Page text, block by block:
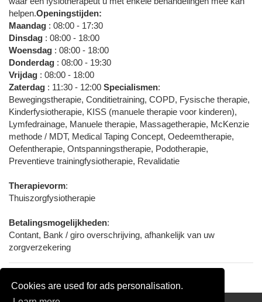
Cookies are used for ads personalisation.
helpen.Openingstijden:
Maandag : 08:00 - 17:30
Dinsdag : 08:00 - 18:00
Woensdag : 08:00 - 18:00
Donderdag : 08:00 - 19:30
Vrijdag : 08:00 - 18:00
Zaterdag : 11:30 - 12:00 Specialismen:
Bewegingstherapie, Conditietraining, COPD, Fysische therapie,
Kinderfysiotherapie, KISS (manuele therapie voor kinderen),
Lymfedrainage, Manuele therapie, Massagetherapie, McKenzie
methode / MDT, Medical Taping Concept, Oedeemtherapie,
Oefentherapie, Ontspanningstherapie, Podotherapie,
Preventieve trainingfysiotherapie, Revalidatie
Therapievorm:
Thuiszorgfysiotherapie
Betalingsmogelijkheden:
Contant, Bank / giro overschrijving, afhankelijk van uw
zorgverzekering